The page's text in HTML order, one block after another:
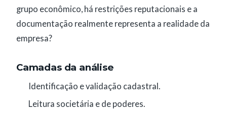
grupo econômico, há restrições reputacionais e a
documentação realmente representa a realidade da
empresa?
Camadas da análise
Identificação e validação cadastral.
Leitura societária e de poderes.